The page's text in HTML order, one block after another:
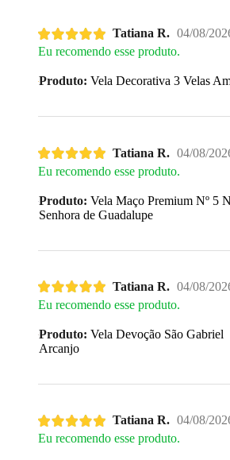
Tatiana R. 04/08/
Eu recomendo esse produto.
Produto: Vela Decorativa 3 Velas
Tatiana R. 04/08/
Eu recomendo esse produto.
Produto: Vela Maço Premium Nº 5
Senhora de Guadalupe
Tatiana R. 04/08/
Eu recomendo esse produto.
Produto: Vela Devoção São Gabriel
Arcanjo
Tatiana R. 04/08/
Eu recomendo esse produto.